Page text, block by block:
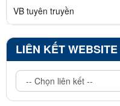
VB tuyên truyền
LIÊN KẾT WEBSITE